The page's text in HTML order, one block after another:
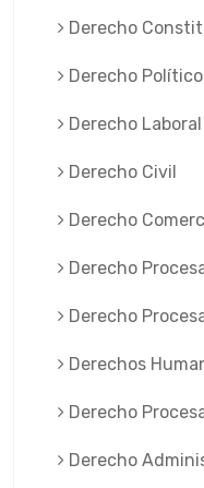
Derecho
Derecho Político
Derecho Laboral
Derecho Civil
Derecho
Derecho
Derecho
Derechos
Derecho
Derecho